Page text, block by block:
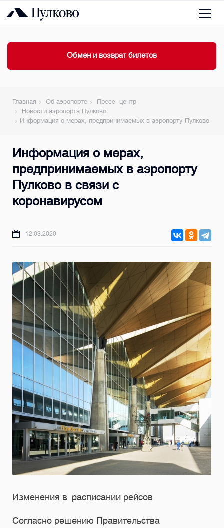
Обмен и возврат билетов
Главная Об аэропорте
Пресс-центр
Новости аэропорта Пулково
Информация о мерах, предпринимаемых в аэропорту Пулково в
Информация о мерах,
предпринимаемых в аэропорту
Пулково в связи с
коронавирусом
12.03.2020
Изменения в расписании рейсов
Согласно решению Правительства